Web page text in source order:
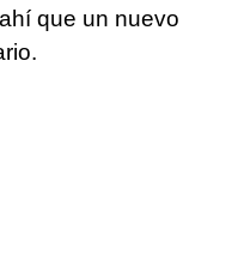
que un nuevo